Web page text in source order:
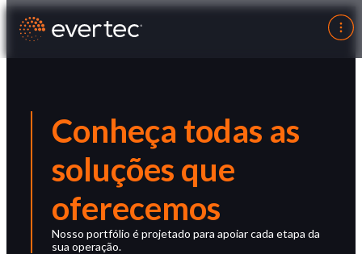
Conheça todas as
soluções que
oferecemos
Nosso portfólio é projetado para apoiar cada etapa da
sua operação.